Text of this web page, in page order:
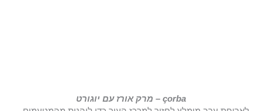
çorba – מרק אורז עם יוגורט